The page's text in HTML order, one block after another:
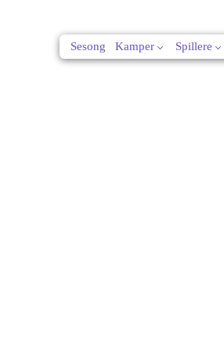
Sesong Kamper Spillere